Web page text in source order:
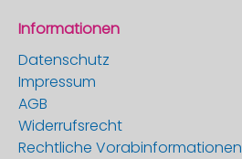
Informationen
Datenschutz
Impressum
AGB
Widerrufsrecht
Rechtliche Vorabinformationen